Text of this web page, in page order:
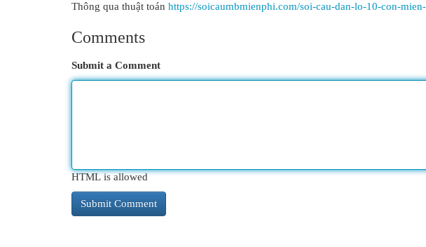
Thông qua thuật toán https://soicaumbmienphi.com/soi-cau-dan-lo-10-con-
Comments
Submit a Comment
HTML is allowed